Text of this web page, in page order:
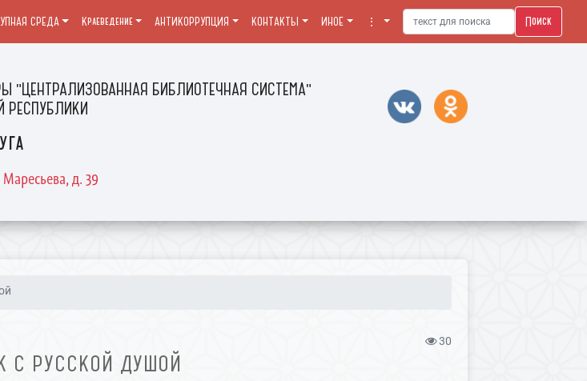
БИБЛИОТЕЧНАЯ СИСТЕМА"
РЕСПУБЛИКИ
д. 39
СРЕДА Краеведение АНТИКОРРУПЦИЯ КОНТАКТЫ ИНОЕ ⋮ Поиск
30
С РУССКОЙ ДУШОЙ